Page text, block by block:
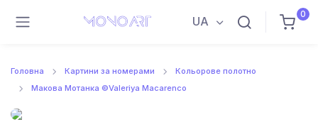
UA
0
Головна Картини за номерами
Кольорове полотно
Макова Мотанка ©Valeriya Macarenco